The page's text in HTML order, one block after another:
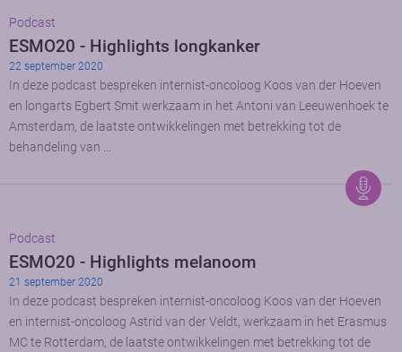
Podcast
ESMO20 - Highlights longkanker
22 september 2020
In deze podcast bespreken internist-oncoloog Koos van der Hoeven
en longarts Egbert Smit werkzaam in het Antoni van Leeuwenhoek te
Amsterdam, de laatste ontwikkelingen met betrekking tot de
behandeling van …
Podcast
ESMO20 - Highlights melanoom
21 september 2020
In deze podcast bespreken internist-oncoloog Koos van der Hoeven
en internist-oncoloog Astrid van der Veldt, werkzaam in het Erasmus
MC te Rotterdam, de laatste ontwikkelingen met betrekking tot de